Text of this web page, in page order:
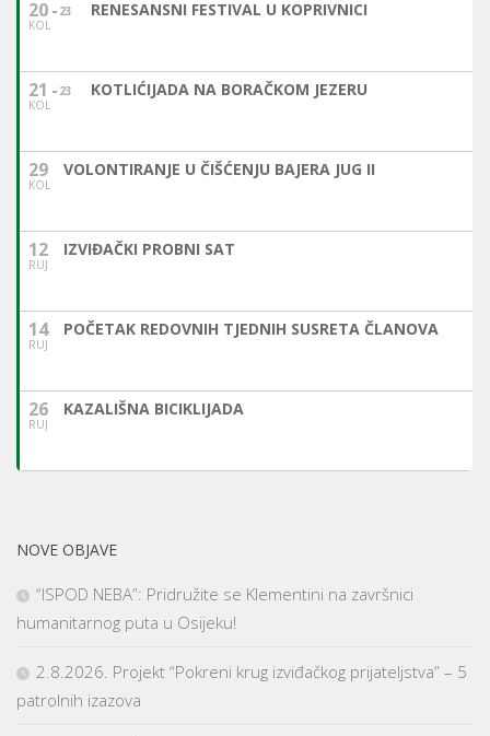
20
KOL
23 RENESANSNI FESTIVAL U KOPRIVNICI
21
KOL
23 KOTLIĆIJADA NA BORAČKOM JEZERU
29
KOL
VOLONTIRANJE U ČIŠĆENJU BAJERA JUG II
12
RUJ
IZVIĐAČKI PROBNI SAT
14
RUJ
POČETAK REDOVNIH TJEDNIH SUSRETA ČLANOVA
26
RUJ
KAZALIŠNA BICIKLIJADA
NOVE OBJAVE
“ISPOD NEBA”: Pridružite se Klementini na završnici
humanitarnog puta u Osijeku!
2.8.2026. Projekt “Pokreni krug izviđačkog prijateljstva” – 5
patrolnih izazova